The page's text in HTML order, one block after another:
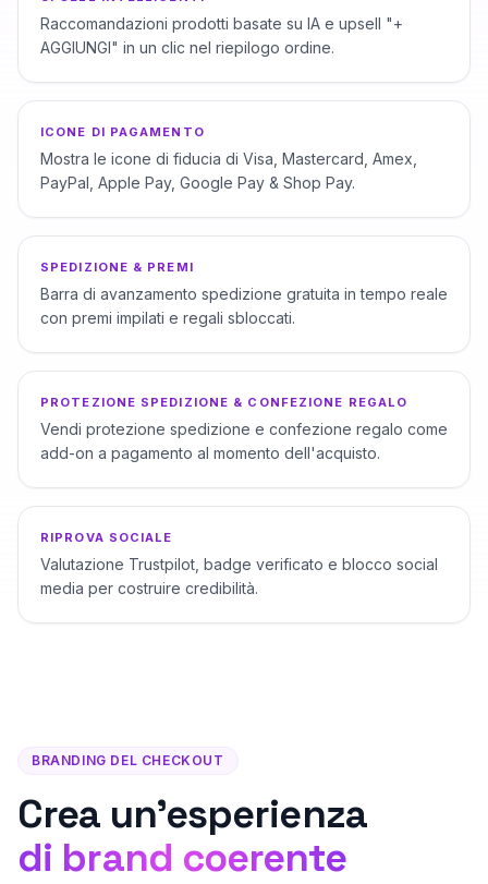
Raccomandazioni prodotti basate su IA e upsell "+
AGGIUNGI" in un clic nel riepilogo ordine.
ICONE DI PAGAMENTO
Mostra le icone di fiducia di Visa, Mastercard, Amex,
PayPal, Apple Pay, Google Pay & Shop Pay.
SPEDIZIONE & PREMI
Barra di avanzamento spedizione gratuita in tempo reale
con premi impilati e regali sbloccati.
PROTEZIONE SPEDIZIONE & CONFEZIONE REGALO
Vendi protezione spedizione e confezione regalo come
add-on a pagamento al momento dell'acquisto.
RIPROVA SOCIALE
Valutazione Trustpilot, badge verificato e blocco social
media per costruire credibilità.
BRANDING DEL CHECKOUT
Crea un'esperienza
di brand coerente